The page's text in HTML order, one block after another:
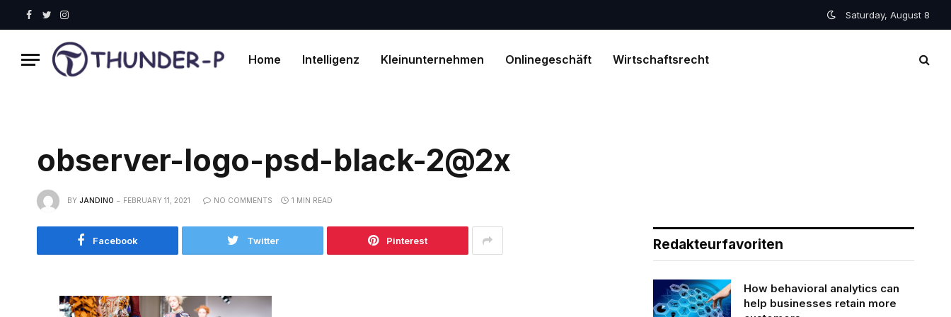
Facebook
TwitterInstagram
Saturday, August 8
Home Intelligenz Kleinunternehmen Onlinegeschäft Wirtschaftsrecht
observer-logo-psd-black-2@2x
BY JANDINO FEBRUARY 11, 2021 NO COMMENTS 1 MIN READ
Facebook Twitter Pinterest Redakteurfavoriten
How behavioral analytics can
help businesses retain more